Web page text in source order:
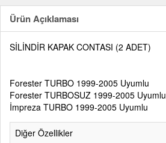
Ürün Açıklaması
SİLİNDİR KAPAK CONTASI (2 ADET)
Forester TURBO 1999-2005 Uyumlu
Forester TURBOSUZ 1999-2005 Uyumlu
İmpreza TURBO 1999-2005 Uyumlu
Diğer Özellikler